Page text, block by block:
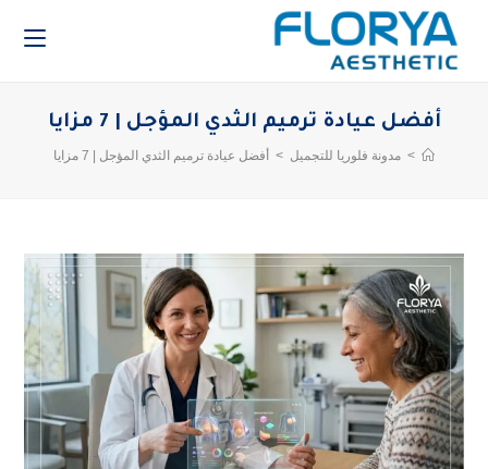
أفضل عيادة ترميم الثدي المؤجل | 7 مزايا
> مدونة فلوريا للتجميل > أفضل عيادة ترميم الثدي المؤجل | 7 مزايا